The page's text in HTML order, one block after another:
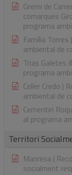
Gremi de
comarques
programa
Família
ambiental de
Trias Galetes
programa
Celler Credo |
ambiental de
Cementiri
al programa
Territori
Manresa |
socialment